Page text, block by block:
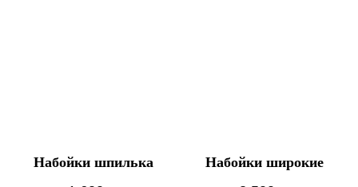
Набойки шпилька
Набойки широкие